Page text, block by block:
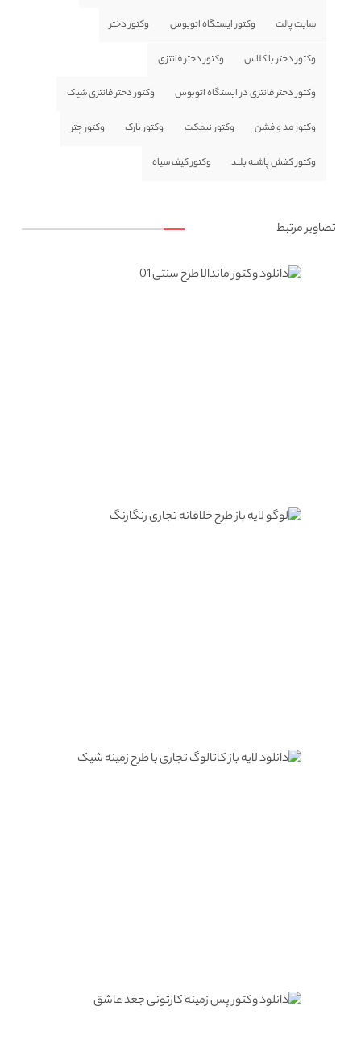
سایت پالت وکتور ایستگاه اتوبوس وکتور دختر
وکتور دختر با کلاس وکتور دختر فانتزی
وکتور دختر فانتزی در ایستگاه اتوبوس وکتور دختر فانتزی شیک
وکتور مد و فشن وکتور نیمکت وکتور پارک وکتور چتر
وکتور کفش پاشنه بلند وکتور کیف سیاه
تصاویر مرتبط